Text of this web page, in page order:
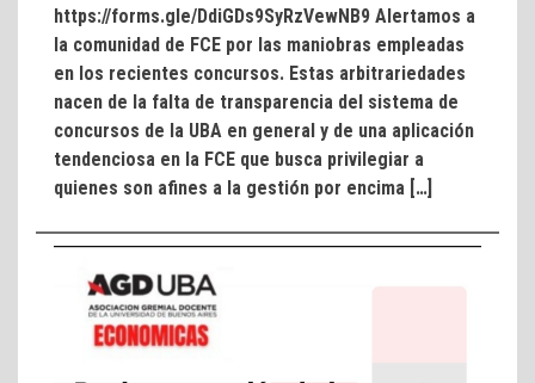
https://forms.gle/DdiGDs9SyRzVewNB9 Alertamos a
la comunidad de FCE por las maniobras empleadas
en los recientes concursos. Estas arbitrariedades
nacen de la falta de transparencia del sistema de
concursos de la UBA en general y de una aplicación
tendenciosa en la FCE que busca privilegiar a
quienes son afines a la gestión por encima […]